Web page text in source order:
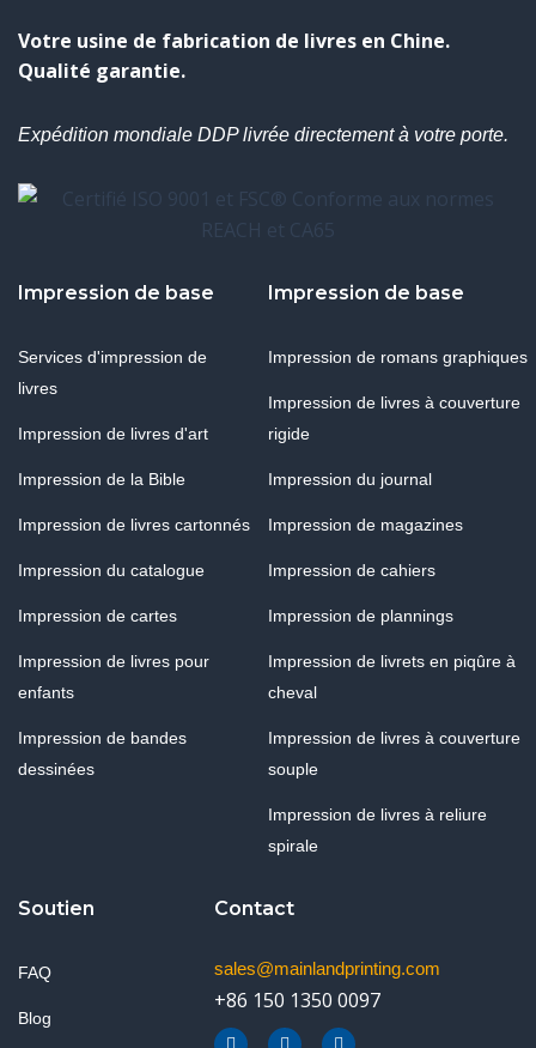
Votre usine de fabrication de livres en Chine.
Qualité garantie.
Expédition mondiale DDP livrée directement à votre porte.
Impression de base
Services d'impression de
livres
Impression de livres d'art
Impression de la Bible
Impression de livres cartonnés
Impression du catalogue
Impression de cartes
Impression de livres pour
enfants
Impression de bandes
dessinées
Impression de base
Impression de romans graphiques
Impression de livres à couverture
rigide
Impression du journal
Impression de magazines
Impression de cahiers
Impression de plannings
Impression de livrets en piqûre à
cheval
Impression de livres à couverture
souple
Impression de livres à reliure
spirale
Soutien
FAQ
Blog
Contact
sales@mainlandprinting.com
+86 150 1350 0097
F Y L